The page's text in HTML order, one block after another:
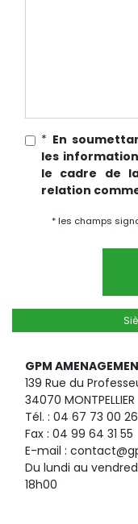
* En
les
le cadre de
relation
* les champs
GPM
139 Rue du
34070 MONTPELLIER
Tél. : 04 67 73 00 26
Fax : 04 99 64 31 55
E-mail :
Du lundi au
18h00